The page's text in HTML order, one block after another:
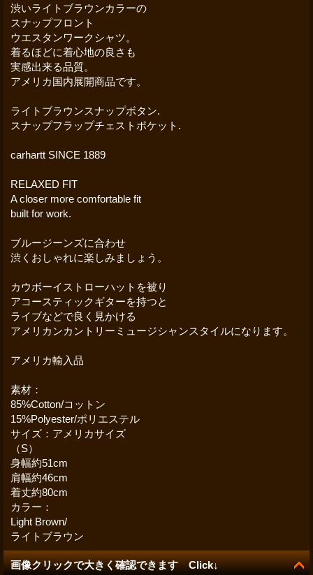
渋いライトブラウンカラーの
スナップフロント
ウエスタンワークシャツ。
着るほどに着心地の良さも
実感出来る品質。
アメリカ国内展開商品です。
ライトブラウンスナップボタン.
スナップフラップチェストポケット.
carhartt SINCE 1889
RELAXED FIT
A closer more comfortable fit
built for work.
ブルージーンズに合わせ
渋くおしゃれに楽しみましょう。
カウボーイストローハットを被り
アコースティックギターを持つと
ライブなどで良く見かける
アメリカンカントリーミュージシャンスタイルになります。
アメリカ輸入品
素材：
85%Cotton/コットン
15%Polyester/ポリエステル
サイズ：アメリカサイズ
（S）
身幅約51cm
肩幅約46cm
着丈約80cm
カラー：
Light Brown/
ライトブラウン
画像クリックで大きく確認できます Click↓